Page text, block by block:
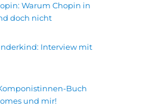
Warum Chopin in
doch nicht
Interview mit
Komponistinnen-Buch
und mir!